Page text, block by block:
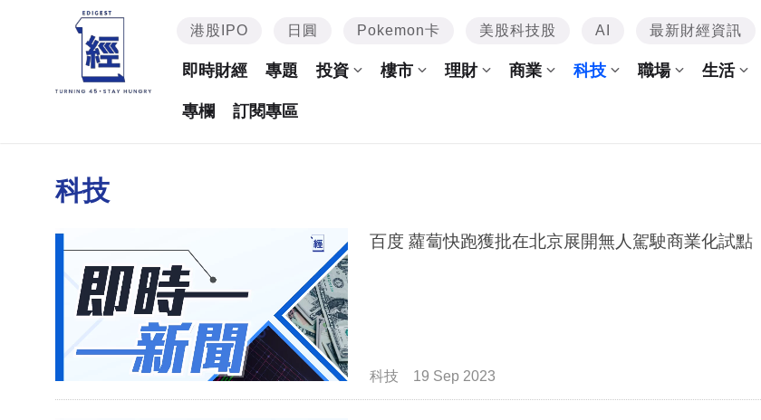
港股IPO 日圓 Pokemon卡 美股科技股 AI 最新財經資訊
即時財經 專題 投資 樓市 理財 商業 科技 職場 生活
專欄 訂閱專區
科技
百度 蘿蔔快跑獲批在北京展開無人駕駛商業化試點
科技 19 Sep 2023